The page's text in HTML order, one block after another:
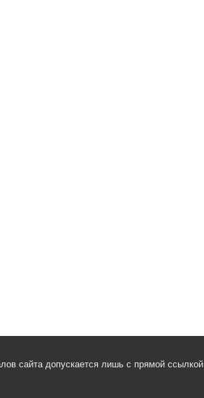
сайта допускается лишь с прямой ссылкой